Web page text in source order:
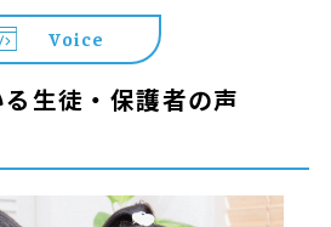
育 HALLOが選ばれる3つの理由 ／
」を使用。ゲーム感覚で楽し
別コーチング」
Voice
生徒・保護者の声